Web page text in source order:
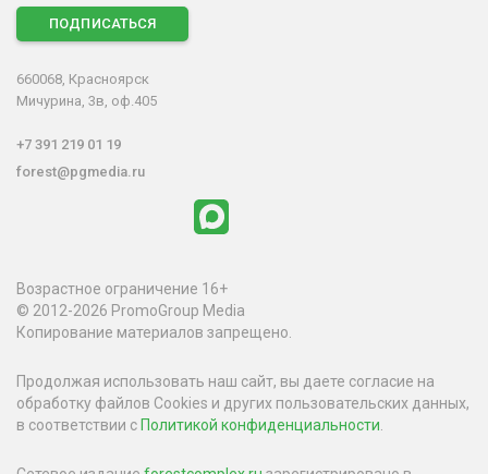
ПОДПИСАТЬСЯ
660068, Красноярск
Мичурина, 3в, оф.405
+7 391 219 01 19
forest@pgmedia.ru
Возрастное ограничение 16+
© 2012-2026 PromoGroup Media
Копирование материалов запрещено.
Продолжая использовать наш сайт, вы даете согласие на
обработку файлов Cookies и других пользовательских данных,
в соответствии с Политикой конфиденциальности.